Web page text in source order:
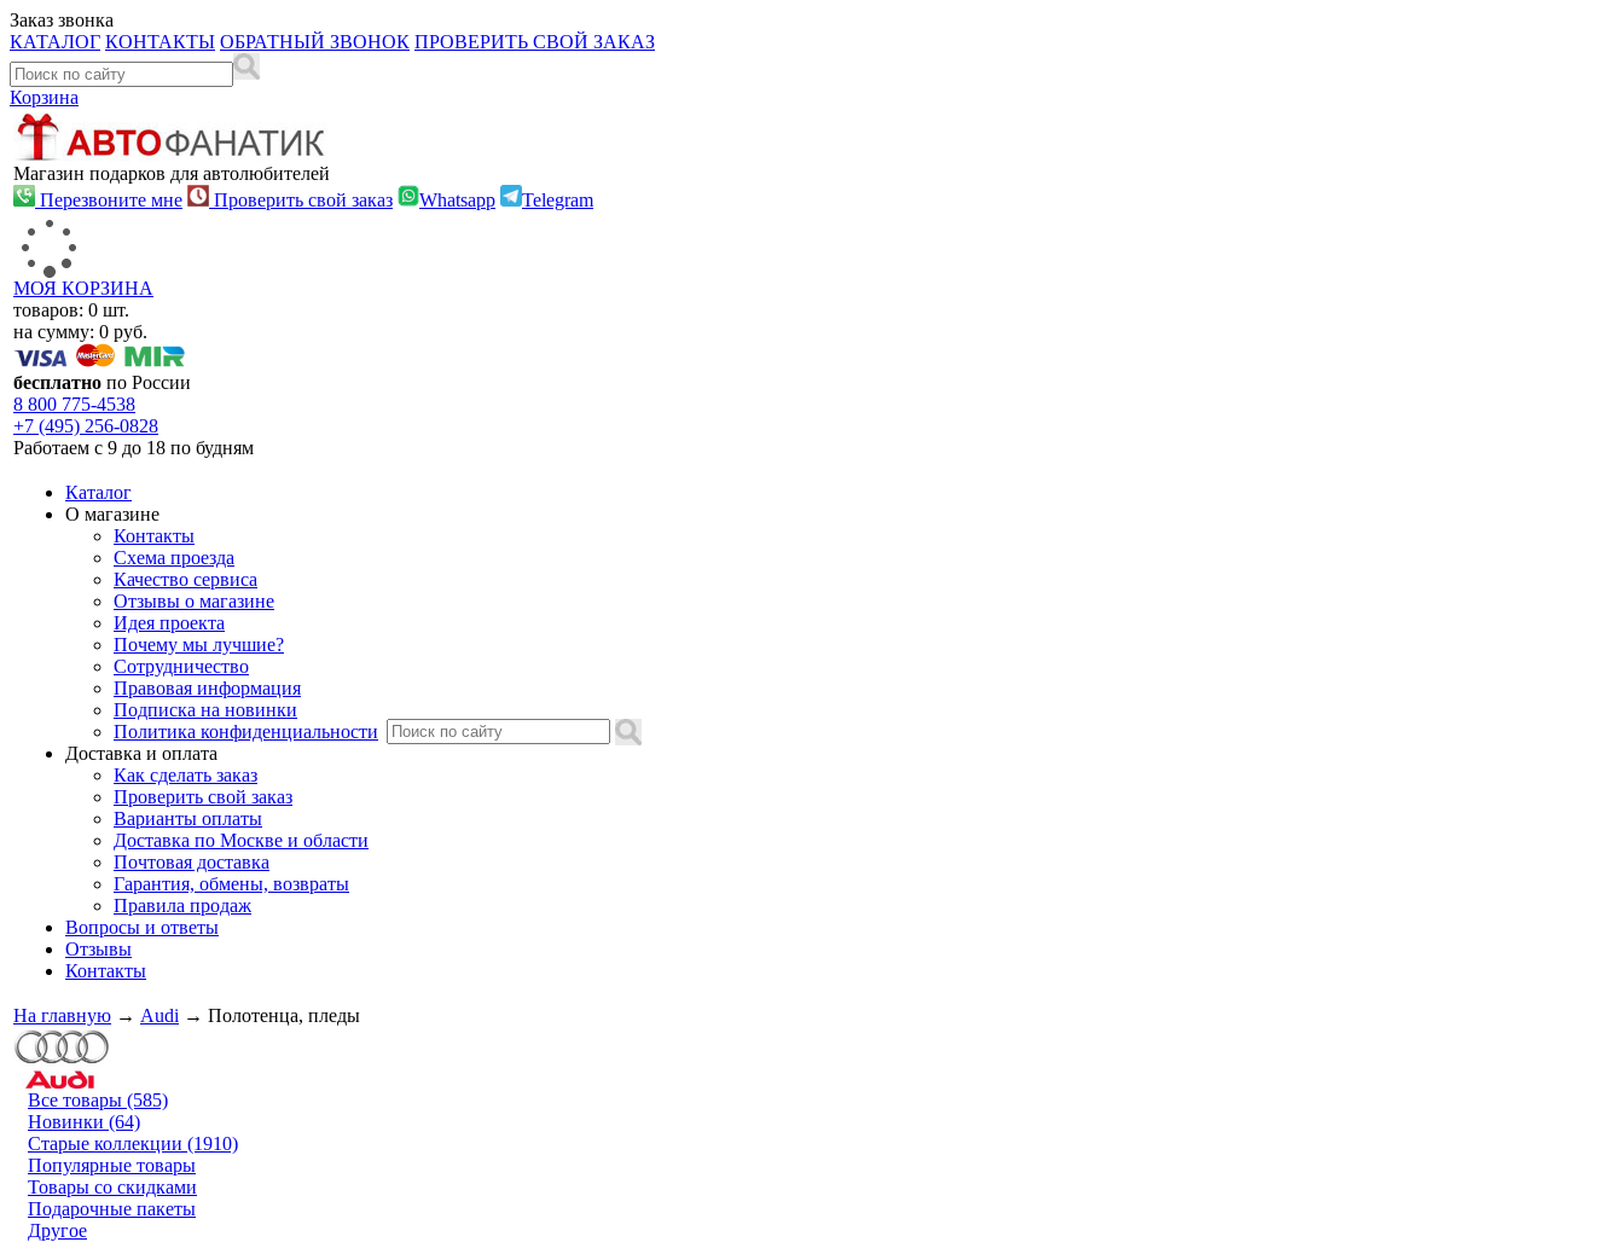
Заказ звонка
КАТАЛОГ КОНТАКТЫ ОБРАТНЫЙ ЗВОНОК ПРОВЕРИТЬ СВОЙ ЗАКАЗ
Корзина
Магазин подарков для автолюбителей
Перезвоните мне
Проверить свой заказ Whatsapp Telegram
МОЯ КОРЗИНА
товаров: 0 шт.
на сумму: 0 руб.
бесплатно по России
8 800 775-4538
+7 (495) 256-0828
Работаем с 9 до 18 по будням
Каталог
О магазине
Контакты
Схема проезда
Качество сервиса
Отзывы о магазине
Идея проекта
Почему мы лучшие?
Сотрудничество
Правовая информация
Подписка на новинки
Политика конфиденциальности
Доставка и оплата
Как сделать заказ
Проверить свой заказ
Варианты оплаты
Доставка по Москве и области
Почтовая доставка
Гарантия, обмены, возвраты
Правила продаж
Вопросы и ответы
Отзывы
Контакты
На главную → Audi → Полотенца, пледы
Все товары (585)
Новинки (64)
Старые коллекции (1910)
Популярные товары
Товары со скидками
Подарочные пакеты
Другое